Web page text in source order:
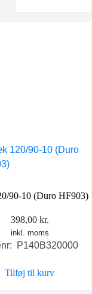
90-10 (Duro HF903)
398,00 kr.
inkl. moms
P140B320000
Tilføj til kurv